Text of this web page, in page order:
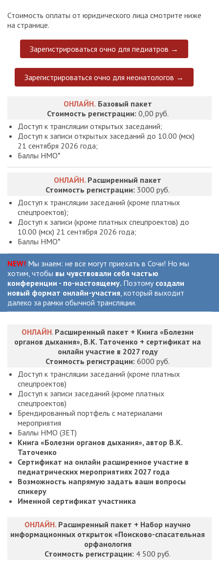
Стоимость оплаты от юридического лица смотрите ниже
на странице.
Зарегистрироваться очно для педиатров →
Зарегистрироваться очно для неонатологов →
ОНЛАЙН. Базовый пакет
Стоимость регистрации: 0,00 руб.
Доступ к трансляции открытых заседаний;
Доступ к записи открытых заседаний до 10.00 (мск)
21 сентября 2026 года;
Баллы НМО*
ОНЛАЙН. Расширенный пакет
Стоимость регистрации: 3000 руб.
Доступ к трансляции заседаний (кроме платных
спецпроектов);
Доступ к записи (кроме платных спецпроектов) до
10.00 (мск) 21 сентября 2026 года;
Баллы НМО*
NEW! Мы знаем: не все могут приехать в Сочи! Но мы
хотим, чтобы вы чувствовали себя частью
конференции - по-настоящему. Поэтому создали
новый формат онлайн-участия, который выходит
далеко за рамки обычной трансляции.
ОНЛАЙН. Расширенный пакет + Книга «Болезни
органов дыхания», В.К. Таточенко + сертификат на
онлайн участие в 2027 году
Стоимость регистрации: 6000 руб.
Доступ к трансляции заседаний (кроме платных
спецпроектов)
Доступ к записи заседаний (кроме платных
спецпроектов)
Брендированный портфель с материалами
мероприятия
Баллы НМО (ЗЕТ)
Книга «Болезни органов дыхания», автор В.К.
Таточенко
Сертификат на онлайн расширенное участие в
педиатрических мероприятиях 2027 года
Возможность напрямую задать ваши вопросы
спикеру
Именной сертификат участника
ОНЛАЙН. Расширенный пакет + Набор научно
информационных открыток «Поисково-спасательная
орфанология
Стоимость регистрации: 4 500 руб.